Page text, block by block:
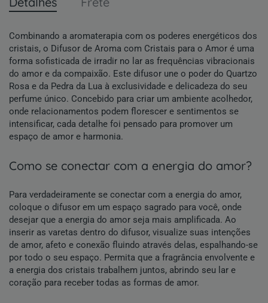
Combinando a aromaterapia com os poderes energéticos dos
cristais, o Difusor de Aroma com Cristais para o Amor é uma
forma sofisticada de irradir no lar as frequências vibracionais
do amor e da compaixão. Este difusor une o poder do Quartzo
Rosa e da Pedra da Lua à exclusividade e delicadeza do seu
perfume único. Concebido para criar um ambiente acolhedor,
onde relacionamentos podem florescer e sentimentos se
intensificar, cada detalhe foi pensado para promover um
espaço de amor e harmonia.
como se conectar com a energia do amor?
Para verdadeiramente se conectar com a energia do amor,
coloque o difusor em um espaço sagrado para você, onde
desejar que a energia do amor seja mais amplificada. Ao
inserir as varetas dentro do difusor, visualize suas intenções
de amor, afeto e conexão fluindo através delas, espalhando-se
por todo o seu espaço. Permita que a fragrância envolvente e
a energia dos cristais trabalhem juntos, abrindo seu lar e
coração para receber todas as formas de amor.